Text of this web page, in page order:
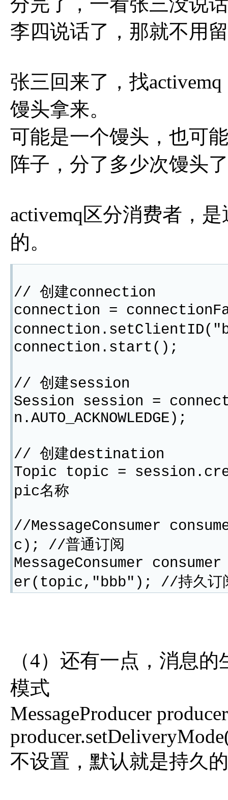
李四说话了，那就不用
张三回来了，找
馒头拿来。
可能是一个馒头，也可
阵子，分了多少次馒头
activemq区分消费者，
的。
// 创建connection
connection =
connection.start();
// 创建session
Session session =
n.AUTO_ACKNOWLEDGE);
// 创建destination
Topic topic =
pic名称
//MessageConsumer
c); //普通订阅
MessageConsumer
er(topic,"bbb"); //持久订
（4）还有一点，消息
模式
MessageProducer
不设置，默认就是持久的